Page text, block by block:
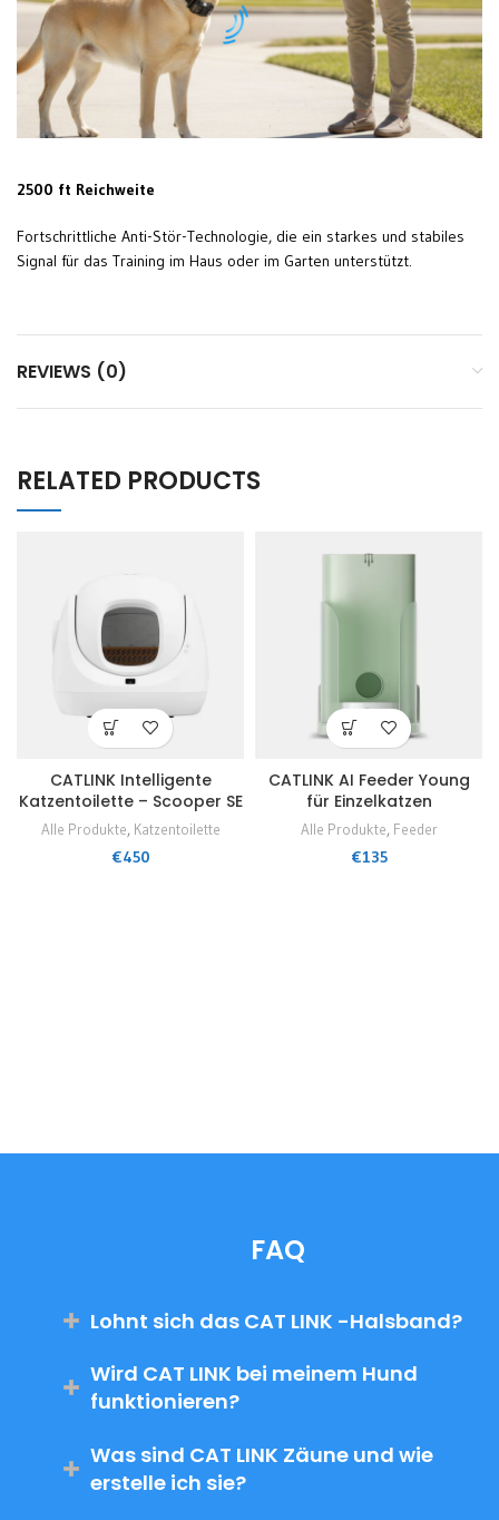
2500 ft Reichweite
Fortschrittliche Anti-Stör-Technologie, die ein starkes und stabiles
Signal für das Training im Haus oder im Garten unterstützt.
REVIEWS (0)
RELATED PRODUCTS
CATLINK Intelligente
Katzentoilette – Scooper SE
Alle Produkte, Katzentoilette
€450
CATLINK AI Feeder Young
für Einzelkatzen
Alle Produkte, Feeder
€135
FAQ
Lohnt sich das CAT LINK -Halsband?
Wird CAT LINK bei meinem Hund
funktionieren?
Was sind CAT LINK Zäune und wie
erstelle ich sie?